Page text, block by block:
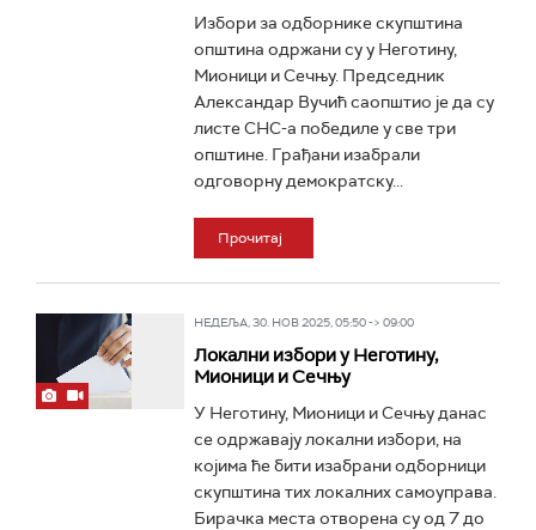
Избори за одборнике скупштина
општина одржани су у Неготину,
Мионици и Сечњу. Председник
Александар Вучић саопштио је да су
листе СНС-а победиле у све три
општине. Грађани изабрали
одговорну демократску...
Прочитај
НЕДЕЉА, 30. НОВ 2025, 05:50 -> 09:00
Локални избори у Неготину,
Мионици и Сечњу
У Неготину, Мионици и Сечњу данас
се одржавају локални избори, на
којима ће бити изабрани одборници
скупштина тих локалних самоуправа.
Бирачка места отворена су од 7 до